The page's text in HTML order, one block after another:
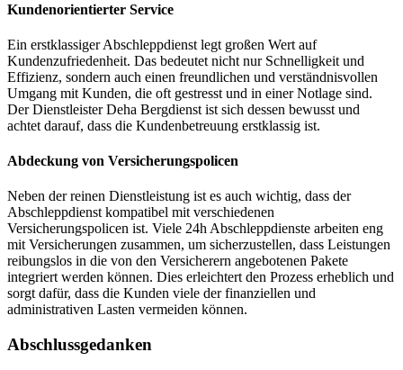
Kundenorientierter Service
Ein erstklassiger Abschleppdienst legt großen Wert auf
Kundenzufriedenheit. Das bedeutet nicht nur Schnelligkeit und
Effizienz, sondern auch einen freundlichen und verständnisvollen
Umgang mit Kunden, die oft gestresst und in einer Notlage sind.
Der Dienstleister Deha Bergdienst ist sich dessen bewusst und
achtet darauf, dass die Kundenbetreuung erstklassig ist.
Abdeckung von Versicherungspolicen
Neben der reinen Dienstleistung ist es auch wichtig, dass der
Abschleppdienst kompatibel mit verschiedenen
Versicherungspolicen ist. Viele 24h Abschleppdienste arbeiten eng
mit Versicherungen zusammen, um sicherzustellen, dass Leistungen
reibungslos in die von den Versicherern angebotenen Pakete
integriert werden können. Dies erleichtert den Prozess erheblich und
sorgt dafür, dass die Kunden viele der finanziellen und
administrativen Lasten vermeiden können.
Abschlussgedanken